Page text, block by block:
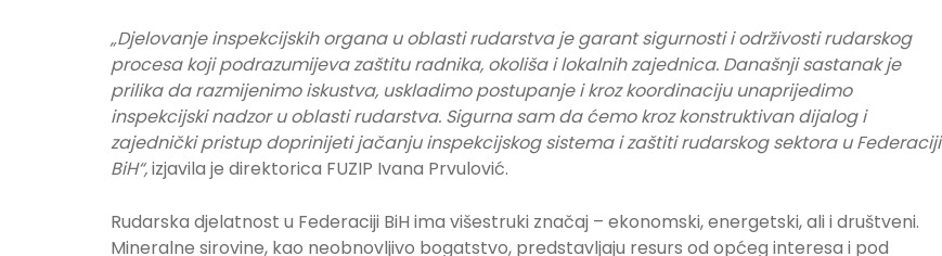
„Djelovanje inspekcijskih organa u oblasti rudarstva je garant sigurnosti i održivosti rudarskog
procesa koji podrazumijeva zaštitu radnika, okoliša i lokalnih zajednica. Današnji sastanak je
prilika da razmijenimo iskustva, uskladimo postupanje i kroz koordinaciju unaprijedimo
inspekcijski nadzor u oblasti rudarstva. Sigurna sam da ćemo kroz konstruktivan dijalog i
zajednički pristup doprinijeti jačanju inspekcijskog sistema i zaštiti rudarskog sektora u Federaciji
BiH“,izjavila je direktorica FUZIP Ivana Prvulović.
Rudarska djelatnost u Federaciji BiH ima višestruki značaj – ekonomski, energetski, ali i društveni.
Mineralne sirovine, kao neobnovljivo bogatstvo, predstavljaju resurs od općeg interesa i pod